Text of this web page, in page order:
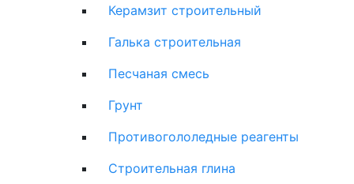
Керамзит строительный
Галька строительная
Песчаная смесь
Грунт
Противогололедные реагенты
Строительная глина